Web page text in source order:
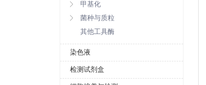
甲基化
菌种与质粒
其他工具酶
染色液
检测试剂盒